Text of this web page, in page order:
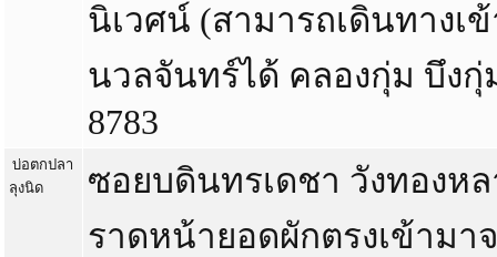
นิเวศน์ (สามารถเดินทางเ
นวลจันทร์ได้ คลองกุ่ม บึงกุ่
8783
บ่อตกปลา
ลุงนิด
ซอยบดินทรเดชา วังทองหล
ราดหน้ายอดผักตรงเข้ามา